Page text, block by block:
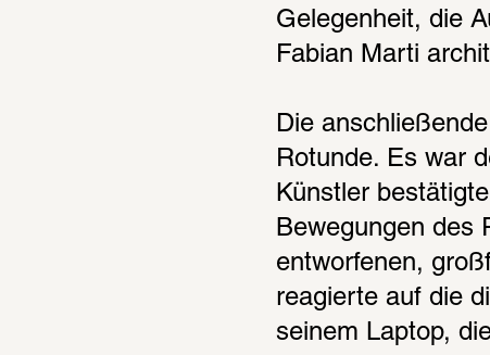
Gelegenheit, die
Fabian Marti
Die
Rotunde. Es war
Künstler
Bewegungen des
entworfenen,
reagierte auf die
seinem Laptop,